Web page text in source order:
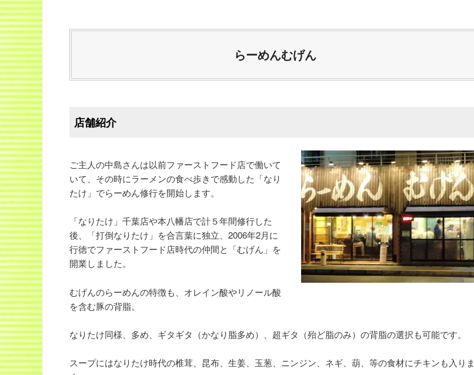
らーめんむげん
店舗紹介
ご主人の中島さんは以前ファーストフード店で働いて
いて、その時にラーメンの食べ歩きで感動した「なり
たけ」でらーめん修行を開始します。
「なりたけ」千葉店や本八幡店で計５年間修行した
後、「打倒なりたけ」を合言葉に独立、2006年2月に
行徳でファーストフード店時代の仲間と「むげん」を
開業しました。
むげんのらーめんの特徴も、オレイン酸やリノール酸
を含む豚の背脂。
なりたけ同様、多め、ギタギタ（かなり脂多め）、超ギタ（殆ど脂のみ）の背脂の選択も可能です。
スープにはなりたけ時代の椎茸、昆布、生姜、玉葱、ニンジン、ネギ、葫、等の食材にチキンも入りま